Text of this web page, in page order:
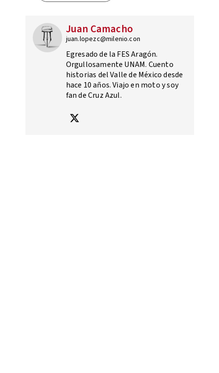
Juan Camacho
juan.lopezc@milenio.con
Egresado de la FES Aragón.
Orgullosamente UNAM. Cuento
historias del Valle de México desde
hace 10 años. Viajo en moto y soy
fan de Cruz Azul.